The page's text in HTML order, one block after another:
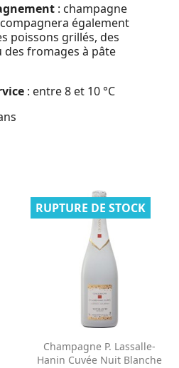
: champagne
également
poissons grillés, des
des fromages à pâte
: entre 8 et 10 °C
Aperçu rapide
Champagne P. Lassalle-
Hanin Cuvée Nuit Blanche
RUPTURE DE STOCK